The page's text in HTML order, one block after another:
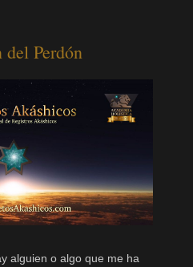
del Perdón
alguien o algo que me ha